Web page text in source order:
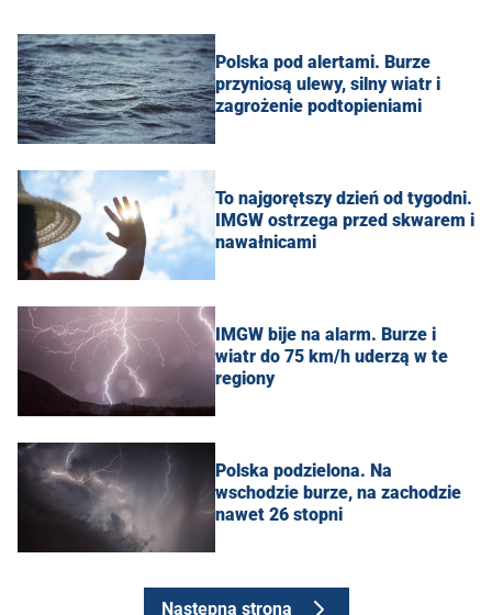
Polska pod alertami. Burze
przyniosą ulewy, silny wiatr i
zagrożenie podtopieniami
To najgorętszy dzień od tygodni.
IMGW ostrzega przed skwarem i
nawałnicami
IMGW bije na alarm. Burze i
wiatr do 75 km/h uderzą w te
regiony
Polska podzielona. Na
wschodzie burze, na zachodzie
nawet 26 stopni
Następna strona